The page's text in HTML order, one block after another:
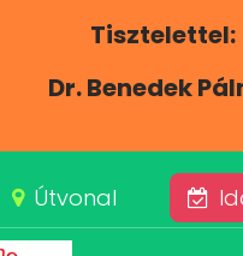
Tisztelettel:
Dr. Benedek
Útvonal